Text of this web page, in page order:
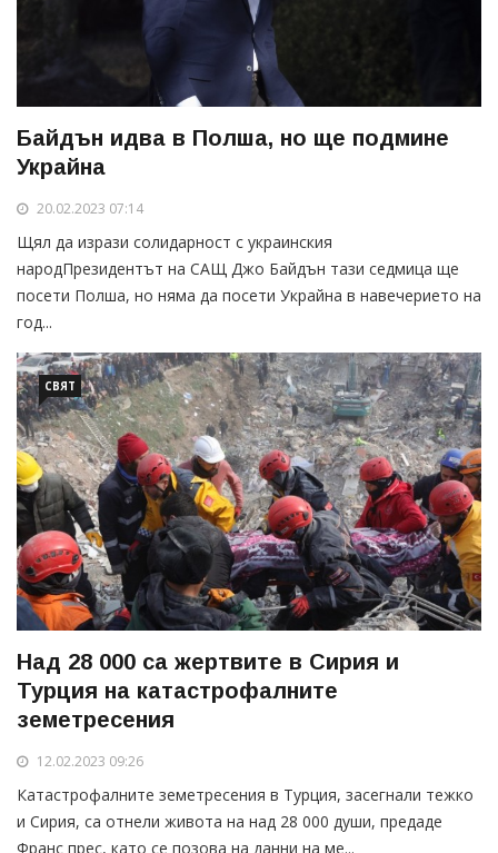
Байдън идва в Полша, но ще подмине
Украйна
20.02.2023 07:14
Щял да изрази солидарност с украинския
народПрезидентът на САЩ Джо Байдън тази седмица ще
посети Полша, но няма да посети Украйна в навечерието на
год...
СВЯТ
Над 28 000 са жертвите в Сирия и
Турция на катастрофалните
земетресения
12.02.2023 09:26
Катастрофалните земетресения в Турция, засегнали тежко
и Сирия, са отнели живота на над 28 000 души, предаде
Франс прес, като се позова на данни на ме...